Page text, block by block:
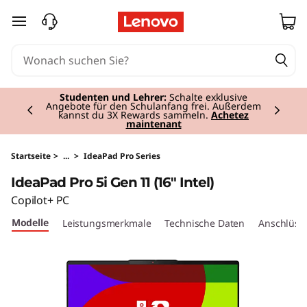
P
a
d
P
zum Hauptinhalt springen
Studenten und Lehrer: Schalte exklusive
Angebote für den Schulanfang frei. Außerdem
kannst du 3X Rewards sammeln. Achetez
maintenant
Currently displaying item 2 of 3
Startseite > ... > IdeaPad Pro Series
IdeaPad Pro 5i Gen 11 (16" Intel)
Copilot+ PC
Modelle Leistungsmerkmale Technische Daten